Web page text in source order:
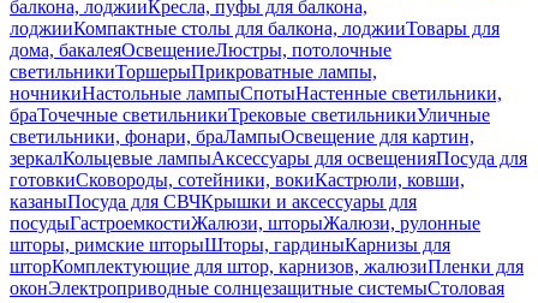
балкона, лоджииКресла, пуфы для балкона,
лоджииКомпактные столы для балкона, лоджииТовары для
дома, бакалеяОсвещениеЛюстры, потолочные
светильникиТоршерыПрикроватные лампы,
ночникиНастольные лампыСпотыНастенные светильники,
браТочечные светильникиТрековые светильникиУличные
светильники, фонари, браЛампыОсвещение для картин,
зеркалКольцевые лампыАксессуары для освещенияПосуда для
готовкиСковороды, сотейники, вокиКастрюли, ковши,
казаныПосуда для СВЧКрышки и аксессуары для
посудыГастроемкостиЖалюзи, шторыЖалюзи, рулонные
шторы, римские шторыШторы, гардиныКарнизы для
шторКомплектующие для штор, карнизов, жалюзиПленки для
оконЭлектроприводные солнцезащитные системыСтоловая